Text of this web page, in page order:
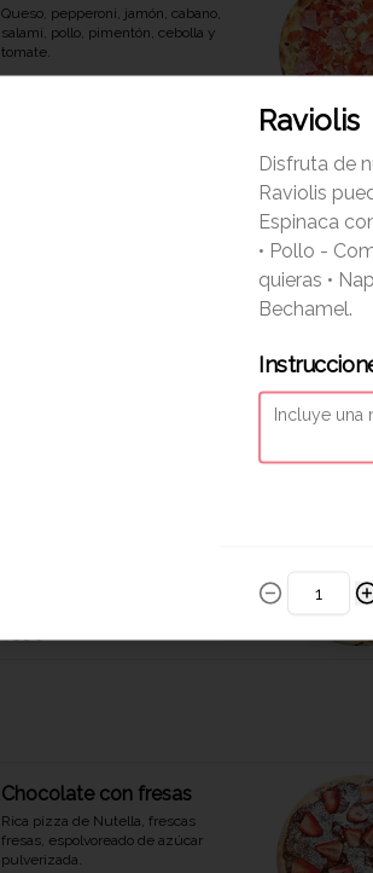
Queso, pepperoni, jamón, cabano,
salamí, pollo, pimentón, cebolla y
tomate.
Chocolate con fresas
Rica pizza de Nutella, frescas
fresas, espolvoreado de azúcar
pulverizada.
Raviolis
Disfruta de
Raviolis
Espinaca
• Pollo -
quieras •
Bechamel.